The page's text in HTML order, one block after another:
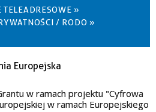
TELEADRESOWE »
/ RODO »
w ramach projektu "Cyfrowa
w ramach Europejskiego